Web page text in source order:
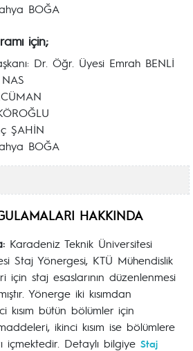
BOĞA
için;
Dr. Öğr. Üyesi Emrah BENLİ
ŞAHİN
BOĞA
HAKKINDA
Karadeniz Teknik Üniversitesi
Staj Yönergesi, KTÜ Mühendislik
için staj esaslarının düzenlenmesi
Yönerge iki kısımdan
kısım bütün bölümler için
ikinci kısım ise bölümlere
içmektedir. Detaylı bilgiye Staj